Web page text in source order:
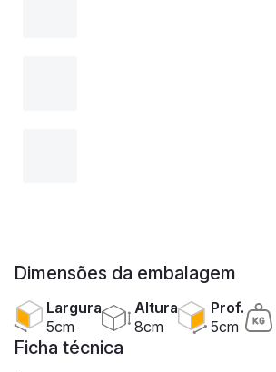
Dimensões da embalagem
Largura
5cm
Altura
8cm
Prof.
5cm
Ficha técnica